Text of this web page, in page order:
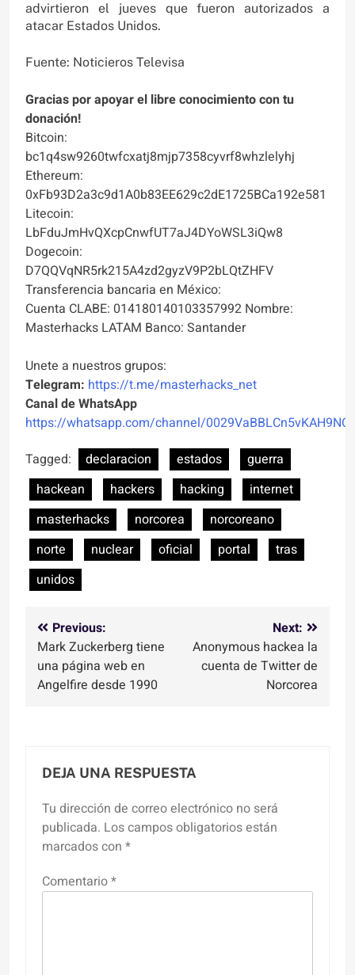
advirtieron el jueves que fueron autorizados a
atacar Estados Unidos.
Fuente: Noticieros Televisa
Gracias por apoyar el libre conocimiento con tu
donación!
Bitcoin:
bc1q4sw9260twfcxatj8mjp7358cyvrf8whzlelyhj
Ethereum:
0xFb93D2a3c9d1A0b83EE629c2dE1725BCa192e581
Litecoin:
LbFduJmHvQXcpCnwfUT7aJ4DYoWSL3iQw8
Dogecoin:
D7QQVqNR5rk215A4zd2gyzV9P2bLQtZHFV
Transferencia bancaria en México:
Cuenta CLABE: 014180140103357992 Nombre:
Masterhacks LATAM Banco: Santander
Unete a nuestros grupos:
Telegram: https://t.me/masterhacks_net
Canal de WhatsApp
https://whatsapp.com/channel/
Tagged:
declaracion estados
guerra
hackean
hackers hacking
internet
masterhacks
norcorea
norcoreano
norte
nuclear oficial portal
tras
unidos
Navegación
de
entradas
Previous:
Mark Zuckerberg tiene
una página web en
Angelfire desde 1990
Next:
Anonymous hackea la
cuenta de Twitter de
Norcorea
DEJA UNA RESPUESTA
Tu dirección de correo electrónico no será
publicada. Los campos obligatorios están
marcados con *
Comentario*